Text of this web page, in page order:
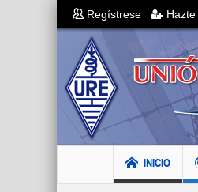
Regístrese
INICIO